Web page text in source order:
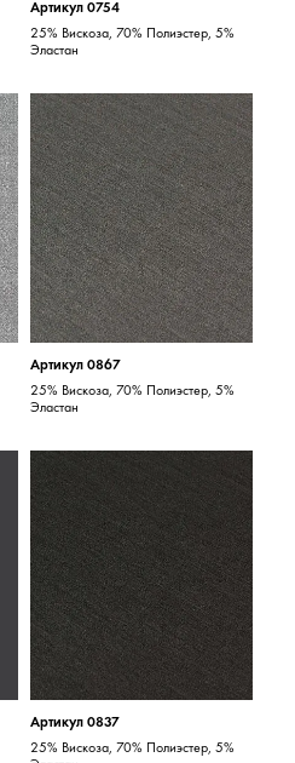
Артикул 0754
25% Вискоза, 70% Полиэстер, 5%
Эластан
Артикул 0867
25% Вискоза, 70% Полиэстер, 5%
Эластан
Артикул 0837
25% Вискоза, 70% Полиэстер, 5%